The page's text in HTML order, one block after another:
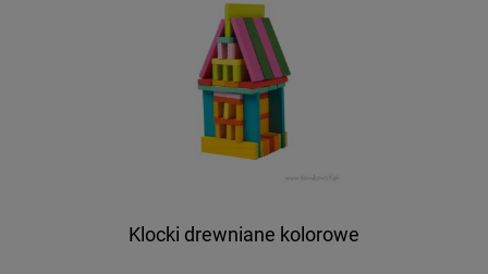
Klocki drewniane kolorowe